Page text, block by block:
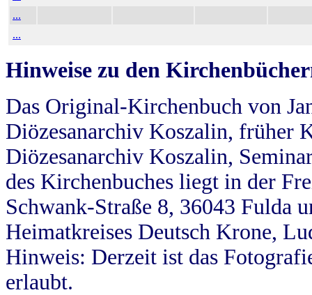
...
...
Hinweise zu den
Das Original-Kirchenbuch von
Diözesanarchiv Koszalin, früher
Diözesanarchiv Koszalin,
des Kirchenbuches liegt in der
Schwank-Straße 8, 36043 Fulda
Heimatkreises Deutsch Krone,
Hinweis: Derzeit ist das
erlaubt.